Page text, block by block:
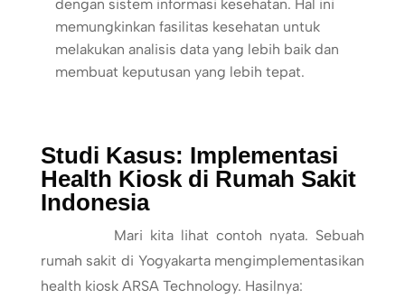
dengan sistem informasi kesehatan. Hal ini
memungkinkan fasilitas kesehatan untuk
melakukan analisis data yang lebih baik dan
membuat keputusan yang lebih tepat.
Studi Kasus: Implementasi
Health Kiosk di Rumah Sakit
Indonesia
Mari kita lihat contoh nyata. Sebuah
rumah sakit di Yogyakarta mengimplementasikan
health kiosk ARSA Technology. Hasilnya: